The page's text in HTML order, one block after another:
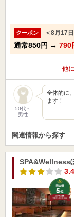
クーポン ＜8月17
通常850円 → 790
他
50代～
男性
全体的に
ます！
関連情報から探す
SPA&Wellness